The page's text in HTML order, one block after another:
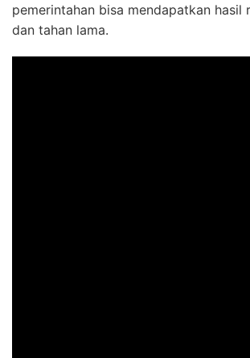
pemerintahan bisa mendapatkan hasil
dan tahan lama.